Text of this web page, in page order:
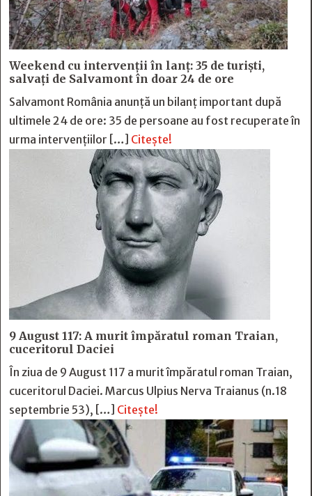
Weekend cu intervenții în lanț: 35 de turiști,
salvați de Salvamont în doar 24 de ore
Salvamont România anunță un bilanț important după
ultimele 24 de ore: 35 de persoane au fost recuperate în
urma intervențiilor […] Citește!
9 August 117: A murit împăratul roman Traian,
cuceritorul Daciei
În ziua de 9 August 117 a murit împăratul roman Traian,
cuceritorul Daciei. Marcus Ulpius Nerva Traianus (n.18
septembrie 53), […] Citește!